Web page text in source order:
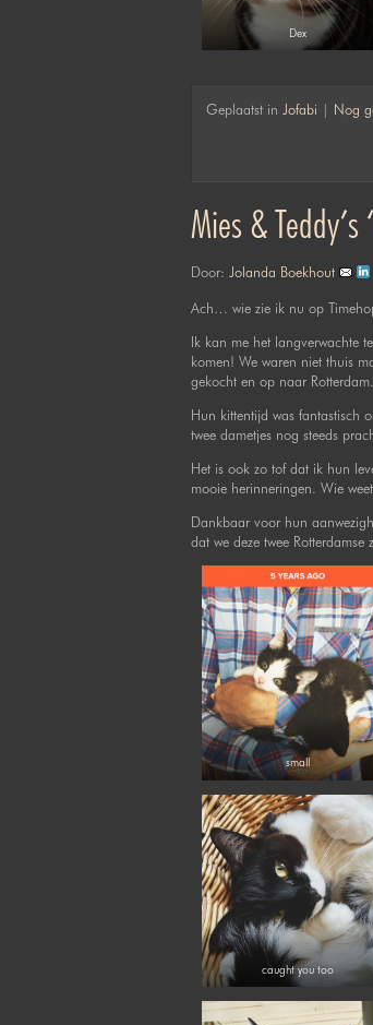
Dex
Geplaatst in Jofabi | Nog
Mies &
Door: Jolanda Boekhout
Ach… wie zie ik nu op
Ik kan me het langverwachte
komen! We waren niet thuis
gekocht en op naar Rotterdam.
Hun kittentijd was fantastisch
twee dametjes nog steeds
Het is ook zo tof dat ik hun
mooie herinneringen. Wie
Dankbaar voor hun
dat we deze twee
small
caught you too